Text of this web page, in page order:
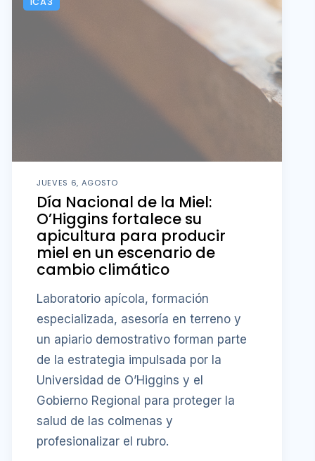
JUEVES 6, AGOSTO
Día Nacional de la Miel:
O’Higgins fortalece su
apicultura para producir
miel en un escenario de
cambio climático
Laboratorio apícola, formación
especializada, asesoría en terreno y
un apiario demostrativo forman parte
de la estrategia impulsada por la
Universidad de O’Higgins y el
Gobierno Regional para proteger la
salud de las colmenas y
profesionalizar el rubro.